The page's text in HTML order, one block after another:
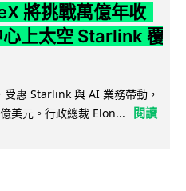
將挑戰萬億年收
上太空 Starlink 覆
惠 Starlink 與 AI 業務帶動，
美元。行政總裁 Elon...
閱讀